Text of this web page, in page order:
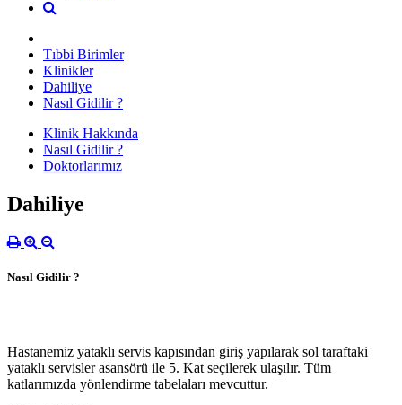
Tıbbi Birimler
Klinikler
Dahiliye
Nasıl Gidilir ?
Klinik Hakkında
Nasıl Gidilir ?
Doktorlarımız
Dahiliye
Nasıl Gidilir ?
Hastanemiz yataklı servis kapısından giriş yapılarak sol taraftaki
yataklı servisler asansörü ile 5. Kat seçilerek ulaşılır. Tüm
katlarımızda yönlendirme tabelaları mevcuttur.